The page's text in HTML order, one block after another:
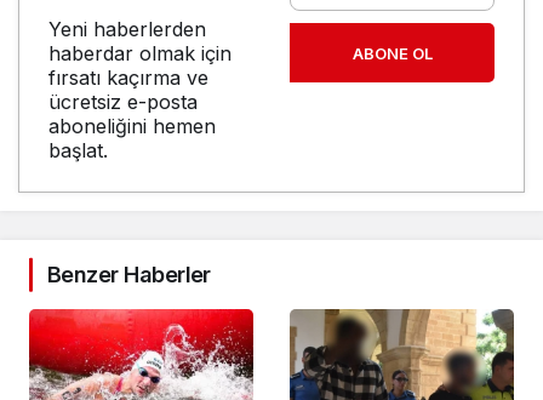
Yeni haberlerden
haberdar olmak için
fırsatı kaçırma ve
ücretsiz e-posta
aboneliğini hemen
başlat.
ABONE OL
Benzer Haberler